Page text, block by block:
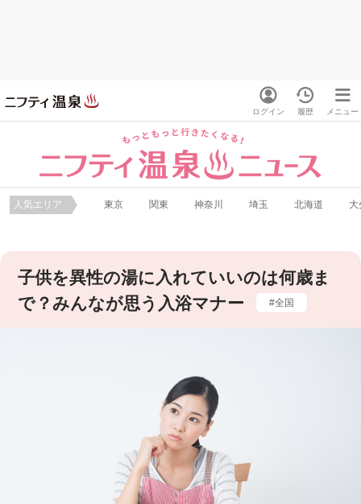
ログイン 履歴 メニュー
人気エリア 東京 関東 神奈川 埼玉 北海道 大
子供を異性の湯に入れていいのは何歳ま
で？みんなが思う入浴マナー
全国